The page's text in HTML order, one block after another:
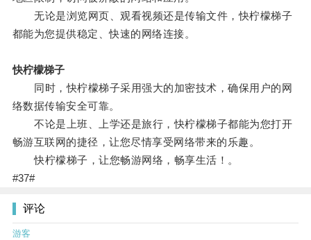
无论是浏览网页、观看视频还是传输文件，快柠檬梯子
都能为您提供稳定、快速的网络连接。
快柠檬梯子
同时，快柠檬梯子采用强大的加密技术，确保用户的网
络数据传输安全可靠。
不论是上班、上学还是旅行，快柠檬梯子都能为您打开
畅游互联网的捷径，让您尽情享受网络带来的乐趣。
快柠檬梯子，让您畅游网络，畅享生活！。
#37#
评论
游客